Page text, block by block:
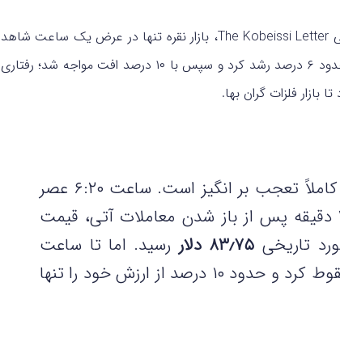
طبق گزارش منتشر شده از سوی نشریه تحلیلی The Kobeissi Letter، بازار نقره تنها در عرض یک ساعت شاهد
نوساناتی بسیار شدید بود. قیمت نقره ابتدا حدود ۶ درصد رشد کرد و سپس با ۱۰ درصد افت مواجه شد؛ رفتاری
بازار فلزات گران‌ بها.
«وضعیت نقره در حال حاضر کاملاً تعجب بر انگیز است. ساعت ۶:۲۰ عصر
به وقت شرق آمریکا، تنها ۲۰ دقیقه پس از باز شدن معاملات آتی، قیمت
۸۳٫۷۵ دلار
رسید. اما تا ساعت
سقوط کرد و حدود ۱۰ درصد از ارزش خود را تنها